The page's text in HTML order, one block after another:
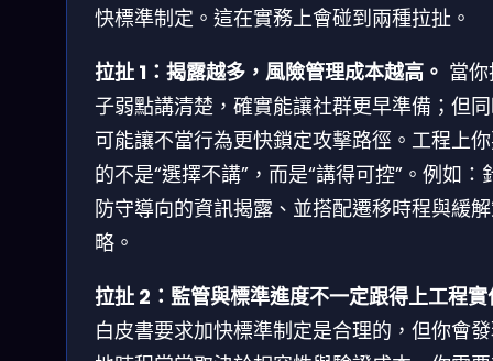
快標準制定。這在實務上會碰到兩種拉扯。
拉扯 1：揭露越多，風險管理成本越高。 當
子弱點講清楚，確實能讓社群更早準備；但
可能讓不當行為更快鎖定攻擊路徑。工程上
的不是“選擇不講”，而是“講得可控”。例如：
防守導向的資訊揭露、並搭配遷移時程與緩
略。
拉扯 2：監管與標準進度不一定跟得上工程實
白皮書要求加快標準制定是合理的，但你會